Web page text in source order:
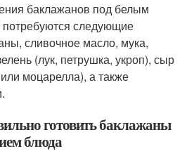
баклажанов под белым
следующие
сливочное масло, мука,
(лук, петрушка, укроп), сыр
моцарелла), а также
готовить баклажаны
блюда